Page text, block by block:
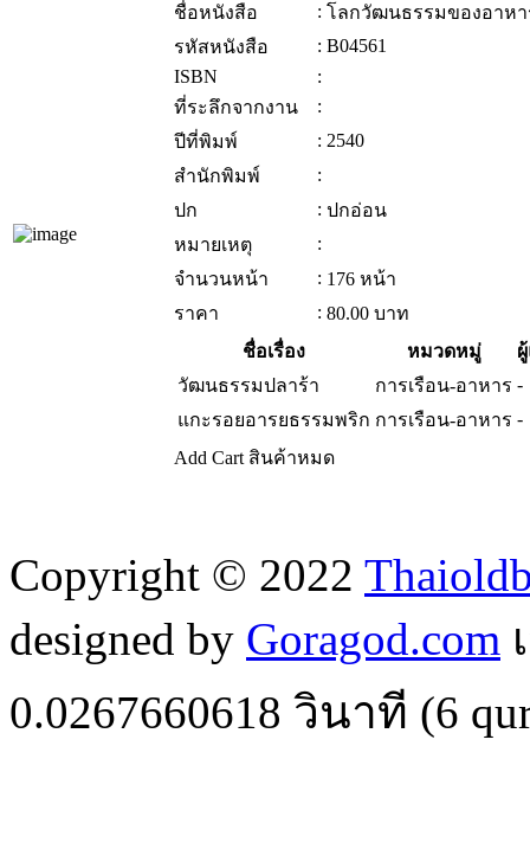
ชื่อหนังสือ : โลกวัฒนธรรมของอาหา
รหัสหนังสือ
: B04561
ISBN
:
ที่ระลึกจากงาน
:
ปีที่พิมพ์
: 2540
สำนักพิมพ์
:
ปก
: ปกอ่อน
หมายเหตุ
:
จำนวนหน้า
: 176 หน้า
ราคา
: 80.00 บาท
ชื่อเรื่อง
หมวดหมู่
วัฒนธรรมปลาร้า
การเรือน-อาหาร -
แกะรอยอารยธรรมพริก การเรือน-อาหาร -
Add Cart สินค้าหมด
Copyright © 2022
designed by Goragod.com
0.0267660618 วินาที (6